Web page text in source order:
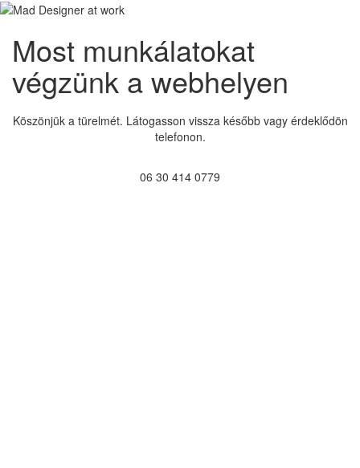
Most munkálatokat
végzünk a webhelyen
Köszönjük a türelmét. Látogasson vissza később vagy érdeklődön
telefonon.
06 30 414 0779